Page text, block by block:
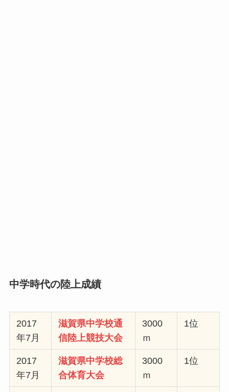
中学時代の陸上成績
2017
年7月
滋賀県中学校通
信陸上競技大会
3000
ｍ
1位
2017
年7月
滋賀県中学校総
合体育大会
3000
ｍ
1位